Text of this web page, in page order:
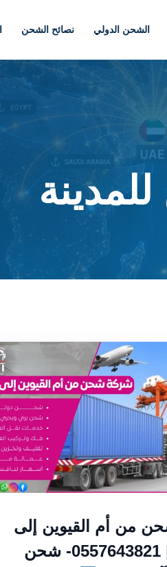
الشحن الدولي نصائح الشحن
من أم القيوين إلى
المدينة | 0557643821- شحن